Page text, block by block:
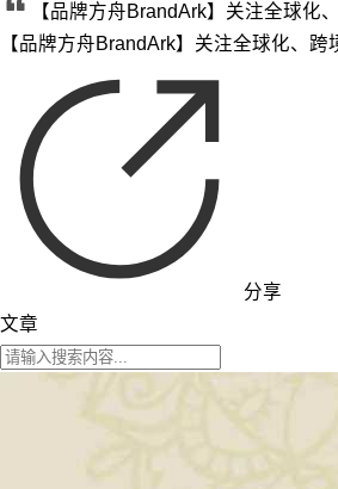
【品牌方舟BrandArk】关注全球化
【品牌方舟BrandArk】关注全球化、
分享
文章